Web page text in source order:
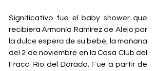
Significativo fue el baby shower que
recibiera Armonía Ramírez de Alejo por
la dulce espera de su bebé, la mañana
del 2 de noviembre en la Casa Club del
Fracc. Río del Dorado. Fue a partir de